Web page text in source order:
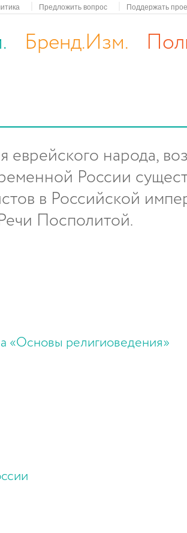
Предложить вопрос Поддержать
Бренд.Изм.
народа,
России
в Российской
Посполитой.
«Основы религиоведения»